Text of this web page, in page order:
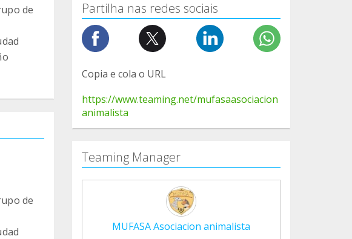
de
de
Partilha nas redes sociais
Copia e cola o URL
https://www.teaming.net/mufasaasociacion
animalista
Teaming Manager
MUFASA Asociacion animalista